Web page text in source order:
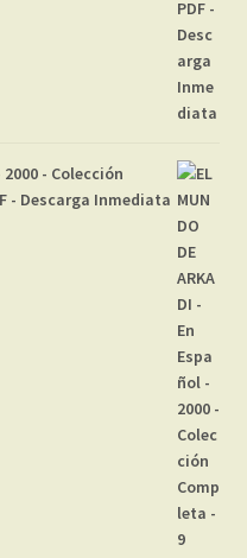
2000 - Colección
- Descarga Inmediata